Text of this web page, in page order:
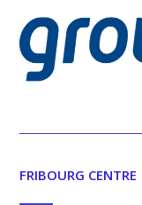
FRIBOURG CENTRE